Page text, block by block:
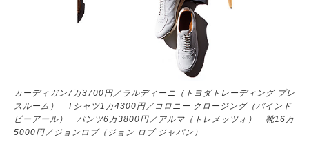
カーディガン7万3700円／ラルディーニ（トヨダトレーディング プレ
スルーム） Tシャツ1万4300円／コロニー クロージング（バインド
ピーアール） パンツ6万3800円／アルマ（トレメッツォ） 靴16万
5000円／ジョンロブ（ジョン ロブ ジャパン）